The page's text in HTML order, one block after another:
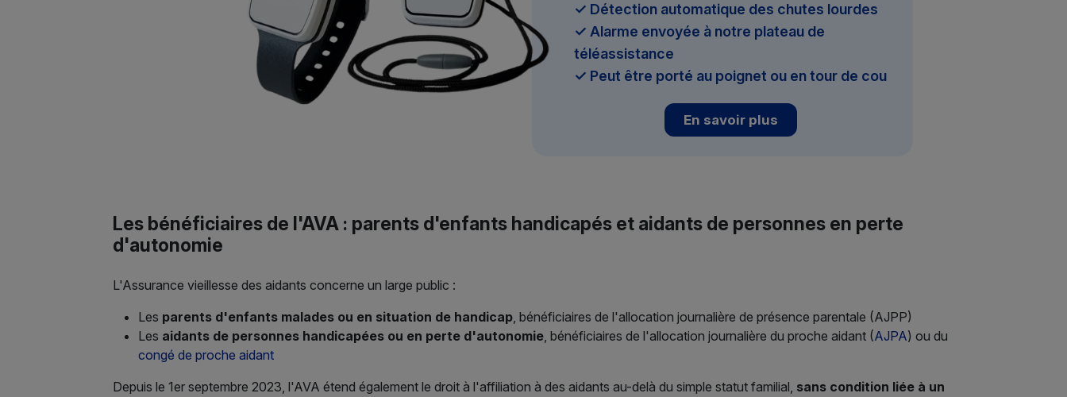
✓ Détection automatique des chutes lourdes
✓ Alarme envoyée à notre plateau de
téléassistance
✓ Peut être porté au poignet ou en tour de cou
En savoir plus
Les bénéficiaires de l'AVA : parents d'enfants handicapés et aidants de personnes en perte
d'autonomie
L'Assurance vieillesse des aidants concerne un large public :
Les parents d'enfants malades ou en situation de handicap, bénéficiaires de l'allocation journalière de présence parentale (AJPP)
Les aidants de personnes handicapées ou en perte d'autonomie, bénéficiaires de l'allocation journalière du proche aidant (AJPA) ou du
congé de proche aidant
Depuis le 1er septembre 2023, l'AVA étend également le droit à l'affiliation à des aidants au-delà du simple statut familial, sans condition liée à un